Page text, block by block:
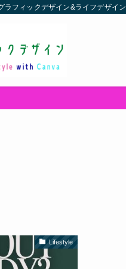
フィックデザイン&ライフデザイン
Lifestyle